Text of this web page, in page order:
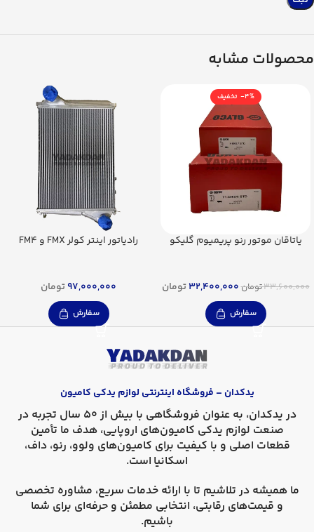
محصولات مشابه
-4%
یاتاقان موتور رنو پریمیوم گلیکو
33,600,000تومان32,400,000 تومان
سفارش
رادیاتور اینتر کولر FMX و FM4
97,000,000تومان
سفارش
یدکدان – فروشگاه اینترنتی لوازم یدکی کامیون
در یدکدان
، به عنوان فروشگاهی با بیش از 50 سال تجربه در
صنعت لوازم یدکی کامیون‌های اروپایی، هدف ما تأمین
قطعات اصلی و با کیفیت برای کامیون‌های ولوو، رنو، داف،
اسکانیا است.
ما همیشه در تلاشیم تا با ارائه خدمات سریع، مشاوره تخصصی
و قیمت‌های رقابتی، انتخابی مطمئن و حرفه‌ای برای شما
باشیم.